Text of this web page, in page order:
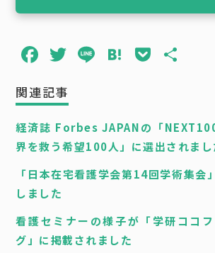
F
c
e
b
o
o
k
T
t
e
r
L
e
H
e
n
a
P
k
e
t
関連記事
経済誌 Forbes JAPANの「
界を救う希望100人」に選出されまし
「日本在宅看護学会第14回学術集会
しました
看護セミナーの様子が「学研ココ
グ」に掲載されました